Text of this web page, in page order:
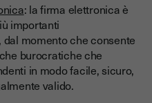
: la firma elettronica è
importanti
momento che consente
burocratiche che
in modo facile, sicuro,
valido.